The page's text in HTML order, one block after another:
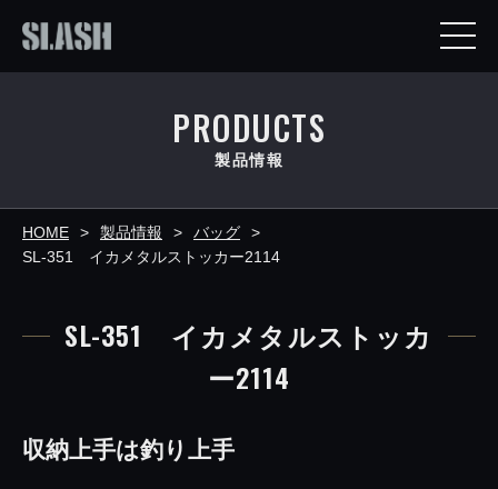
PRODUCTS
製品情報
HOME 製品情報
バッグ
SL-351 イカメタルストッカー2114
SL-351 イカメタルストッカ
ー2114
収納上手は釣り上手